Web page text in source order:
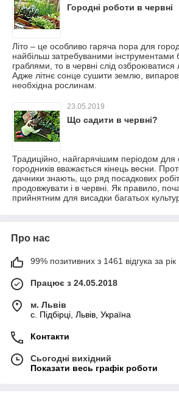
Городні роботи в червні
Літо – це особливо гаряча пора для
найбільш затребуваними інструментами
граблями, то в червні слід озброюватися
Адже літнє сонце сушити землю,
необхідна рослинам.
23.05.2019
Що садити в червні?
Традиційно, найгарячішим періодом для
городників вважається кінець весни.
дачники знають, що ряд посадкових
продовжувати і в червні. Як правило,
прийнятним для висадки багатьох
Про нас
99% позитивних з 1461 відгука за рік
Працює з 24.05.2018
м. Львів
c. Підбірці, Львів, Україна
Контакти
Сьогодні вихідний
Показати весь графік роботи